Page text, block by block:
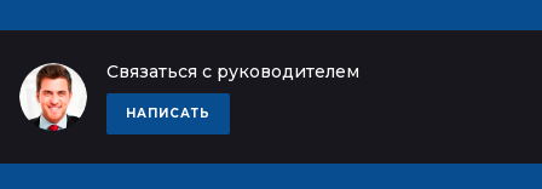
Связаться с руководителем
НАПИСАТЬ